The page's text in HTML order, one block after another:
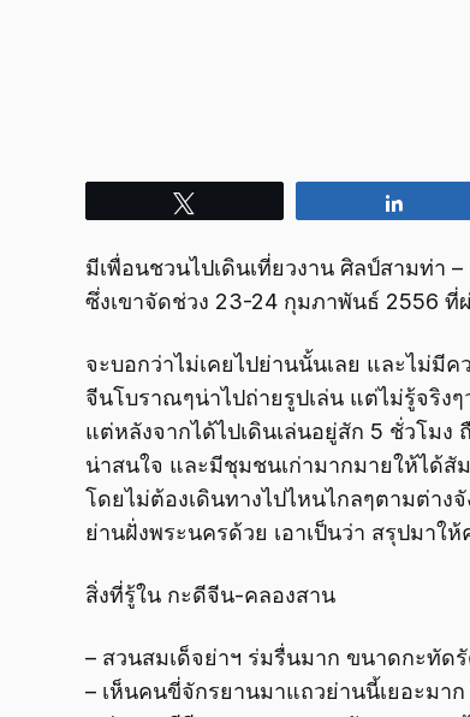
มีเพื่อนชวนไปเดินเที่ยวงาน ศิลป์สามท่า
ซึ่งเขาจัดช่วง 23-24 กุมภาพันธ์ 2556 ที่
จะบอกว่าไม่เคยไปย่านนั้นเลย และไม่มี
จีนโบราณๆน่าไปถ่ายรูปเล่น แต่ไม่รู้จริงๆ
แต่หลังจากได้ไปเดินเล่นอยู่สัก 5 ชั่วโมง
น่าสนใจ และมีชุมชนเก่ามากมายให้ได้สั
โดยไม่ต้องเดินทางไปไหนไกลๆตามต่าง
ย่านฝั่งพระนครด้วย เอาเป็นว่า สรุปมาให้
สิ่งที่รู้ใน กะดีจีน-คลองสาน
– สวนสมเด็จย่าฯ ร่มรื่นมาก ขนาดกะทัด
– เห็นคนขี่จักรยานมาแถวย่านนี้เยอะมาก